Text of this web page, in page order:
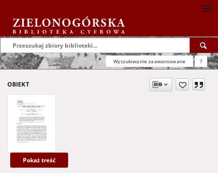
Wyszukiwanie zaawansowane ?
OBIEKT
Pokaż treść